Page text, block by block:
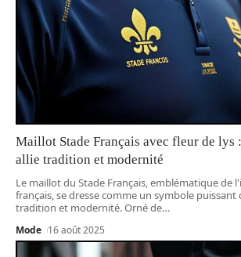
Maillot Stade Français avec fleur de lys
allie tradition et modernité
Le maillot du Stade Français, emblématique de
français, se dresse comme un symbole
tradition et modernité. Orné de…
Mode 16 août 2025